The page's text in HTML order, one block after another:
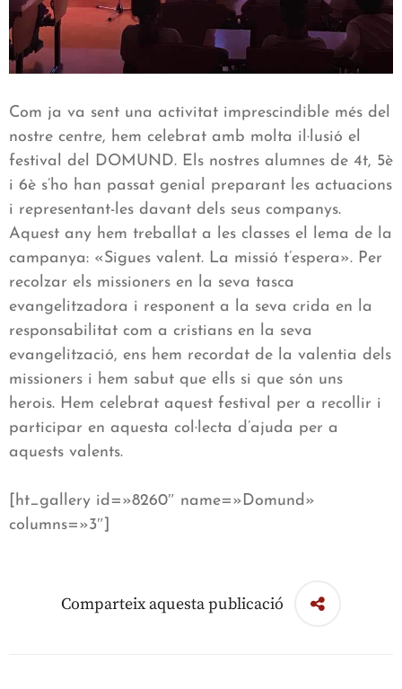
Com ja va sent una activitat imprescindible més del
nostre centre, hem celebrat amb molta il·lusió el
festival del DOMUND. Els nostres alumnes de 4t, 5è
i 6è s’ho han passat genial preparant les actuacions
i representant-les davant dels seus companys.
Aquest any hem treballat a les classes el lema de la
campanya: «Sigues valent. La missió t’espera». Per
recolzar els missioners en la seva tasca
evangelitzadora i responent a la seva crida en la
responsabilitat com a cristians en la seva
evangelització, ens hem recordat de la valentia dels
missioners i hem sabut que ells si que són uns
herois. Hem celebrat aquest festival per a recollir i
participar en aquesta col·lecta d’ajuda per a
aquests valents.
[ht_gallery id=»8260″ name=»Domund»
columns=»3″]
Comparteix aquesta publicació